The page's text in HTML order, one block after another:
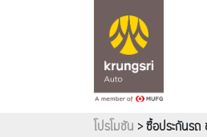
โปรโมชัน > ซื้อประกันร